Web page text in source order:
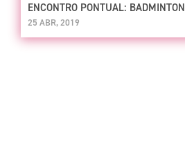
ENCONTRO PONTUAL: BADMINTON
25 ABR, 2019